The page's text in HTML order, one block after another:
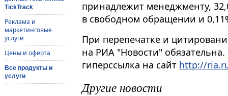
TickTrack
Реклама и
маркетинговые
услуги
Цены и оферта
Все продукты и
услуги
принадлежит менеджменту,
в свободном обращении и
При перепечатке и
на РИА "Новости"
гиперссылка на сайт http://
Другие новости